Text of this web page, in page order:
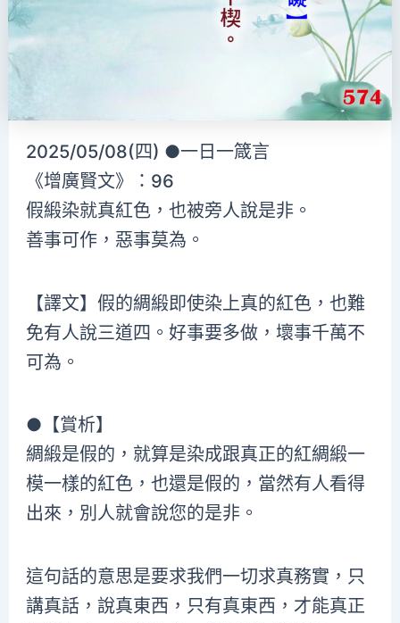
2025/05/08(四) ●一日一箴言
《增廣賢文》：96
假緞染就真紅色，也被旁人說是非。
善事可作，惡事莫為。
【譯文】假的綢緞即使染上真的紅色，也難
免有人說三道四。好事要多做，壞事千萬不
可為。
●【賞析】
綢緞是假的，就算是染成跟真正的紅綢緞一
模一樣的紅色，也還是假的，當然有人看得
出來，別人就會說您的是非。
這句話的意思是要求我們一切求真務實，只
講真話，說真東西，只有真東西，才能真正